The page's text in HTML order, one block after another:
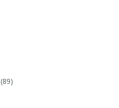
(89)